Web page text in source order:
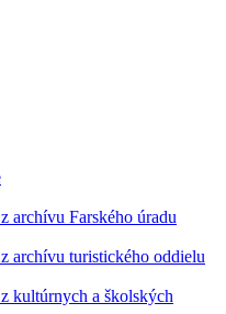
archívu Farského úradu
archívu turistického oddielu
kultúrnych a školských